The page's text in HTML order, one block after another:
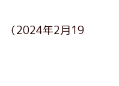
（2024年2月19